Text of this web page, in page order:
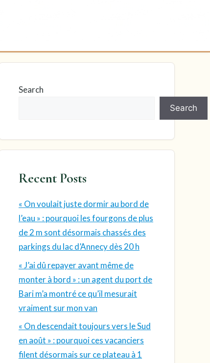
Search
Search
Recent Posts
« On voulait juste dormir au bord de
l’eau » : pourquoi les fourgons de plus
de 2 m sont désormais chassés des
parkings du lac d’Annecy dès 20 h
« J’ai dû repayer avant même de
monter à bord » : un agent du port de
Bari m’a montré ce qu’il mesurait
vraiment sur mon van
« On descendait toujours vers le Sud
en août » : pourquoi ces vacanciers
filent désormais sur ce plateau à 1